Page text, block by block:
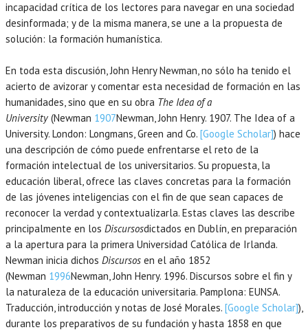
incapacidad crítica de los lectores para navegar en una sociedad
desinformada; y de la misma manera, se une a la propuesta de
solución: la formación humanística.
En toda esta discusión, John Henry Newman, no sólo ha tenido el
acierto de avizorar y comentar esta necesidad de formación en las
humanidades, sino que en su obra The Idea of a
University (Newman 1907Newman,John Henry. 1907. The Idea of a
University. London: Longmans, Green and Co. [Google Scholar]) hace
una descripción de cómo puede enfrentarse el reto de la
formación intelectual de los universitarios. Su propuesta, la
educación liberal, ofrece las claves concretas para la formación
de las jóvenes inteligencias con el fin de que sean capaces de
reconocer la verdad y contextualizarla. Estas claves las describe
principalmente en los Discursosdictados en Dublín, en preparación
a la apertura para la primera Universidad Católica de Irlanda.
Newman inicia dichos Discursos en el año 1852
(Newman 1996Newman,John Henry. 1996. Discursos sobre el fin y
la naturaleza de la educación universitaria. Pamplona: EUNSA.
Traducción, introducción y notas de José Morales. [Google Scholar]),
durante los preparativos de su fundación y hasta 1858 en que